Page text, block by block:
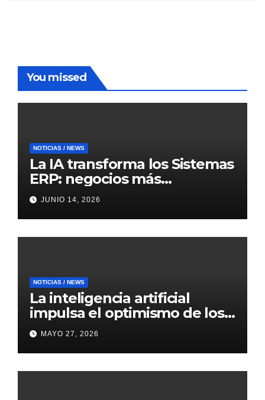
You missed
NOTICIAS / NEWS
La IA transforma los Sistemas
ERP: negocios más
inteligentes, predictivos y
eficientes
JUNIO 14, 2026
NOTICIAS / NEWS
La inteligencia artificial
impulsa el optimismo de los
mercados internacionales
MAYO 27, 2026